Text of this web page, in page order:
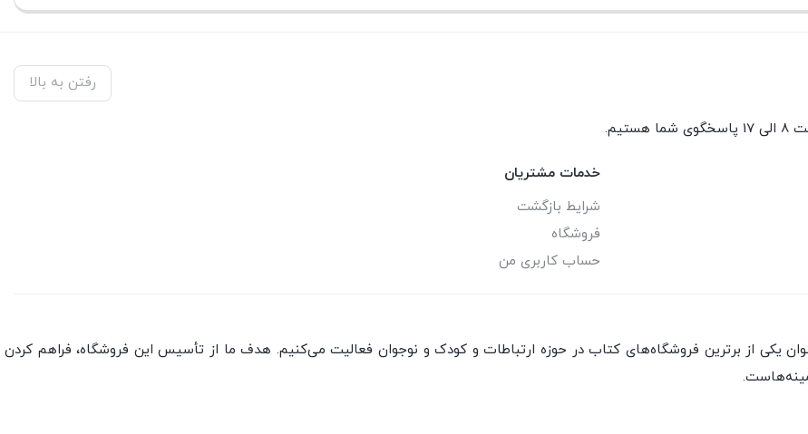
رفتن به بالا
هستیم.
خدمات مشتریان
شرایط بازگشت
فروشگاه
حساب کاربری من
یکی از برترین فروشگاه‌های کتاب در حوزه ارتباطات و کودک و نوجوان فعالیت می‌کنیم. هدف ما از تأسیس این فروشگاه، فراهم کردن